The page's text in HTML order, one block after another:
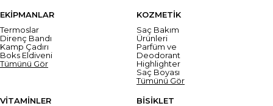
EKİPMANLAR
Termoslar
Direnç Bandı
Kamp Çadırı
Boks Eldiveni
Tümünü Gör
KOZMETİK
Saç Bakım
Ürünleri
Parfüm ve
Deodorant
Highlighter
Saç Boyası
Tümünü Gör
VİTAMİNLER
BİSİKLET